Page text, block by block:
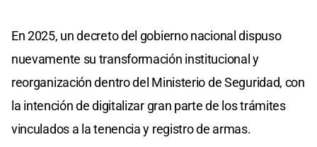
En 2025, un decreto del gobierno nacional dispuso
nuevamente su transformación institucional y
reorganización dentro del Ministerio de Seguridad, con
la intención de digitalizar gran parte de los trámites
vinculados a la tenencia y registro de armas.